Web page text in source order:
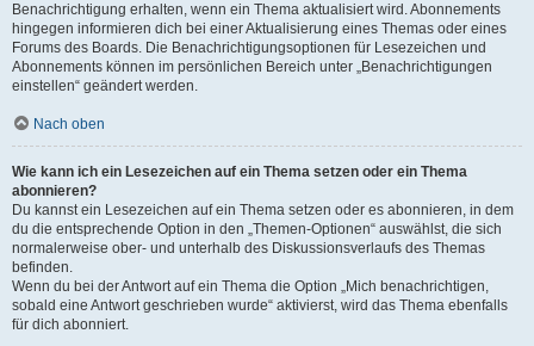
Benachrichtigung erhalten, wenn ein Thema aktualisiert wird. Abonnements
hingegen informieren dich bei einer Aktualisierung eines Themas oder eines
Forums des Boards. Die Benachrichtigungsoptionen für Lesezeichen und
Abonnements können im persönlichen Bereich unter „Benachrichtigungen
einstellen“ geändert werden.
Nach oben
Wie kann ich ein Lesezeichen auf ein Thema setzen oder ein Thema
abonnieren?
Du kannst ein Lesezeichen auf ein Thema setzen oder es abonnieren, in dem
du die entsprechende Option in den „Themen-Optionen“ auswählst, die sich
normalerweise ober- und unterhalb des Diskussionsverlaufs des Themas
befinden.
Wenn du bei der Antwort auf ein Thema die Option „Mich benachrichtigen,
sobald eine Antwort geschrieben wurde“ aktivierst, wird das Thema ebenfalls
für dich abonniert.